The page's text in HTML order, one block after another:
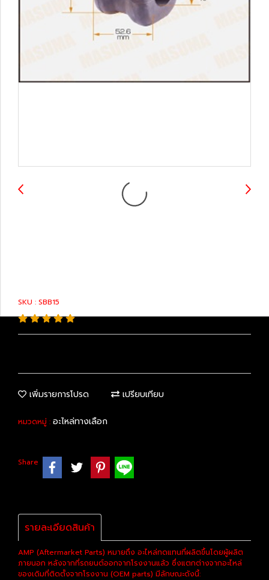
SKU : SBB15
เพิ่มรายการโปรด เปรียบเทียบ
หมวดหมู่ : อะไหล่ทางเลือก
Share
รายละเอียดสินค้า
AMP (Aftermarket Parts) หมายถึง อะไหล่ทดแทนที่ผลิตขึ้นโดยผู้ผลิต
ภายนอก หลังจากที่รถยนต์ออกจากโรงงานแล้ว ซึ่งแตกต่างจากอะไหล่
ของเดิมที่ติดตั้งจากโรงงาน (OEM parts) มีลักษณะดังนี้: